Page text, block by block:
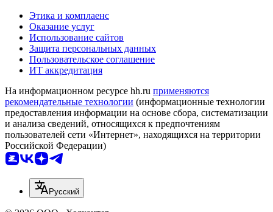
Этика и комплаенс
Оказание услуг
Использование сайтов
Защита персональных данных
Пользовательское соглашение
ИТ аккредитация
На информационном ресурсе hh.ru применяются
рекомендательные технологии (информационные технологии
предоставления информации на основе сбора, систематизации
и анализа сведений, относящихся к предпочтениям
пользователей сети «Интернет», находящихся на территории
Российской Федерации)
Русский